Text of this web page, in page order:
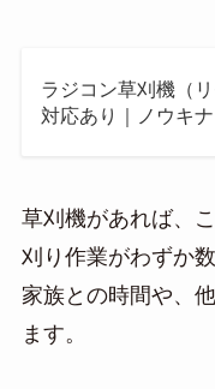
ラジコン草刈機（
対応あり｜ノウキ
草刈機があれば、
刈り作業がわずか
家族との時間や、
ます。